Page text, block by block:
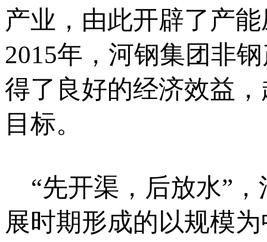
产业，由此开辟了产
2015年，河钢集团非
得了良好的经济效益
目标。
“先开渠，后放水”，
展时期形成的以规模